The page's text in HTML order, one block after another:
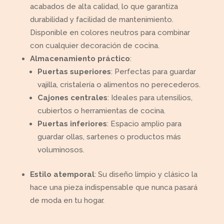
acabados de alta calidad, lo que garantiza
durabilidad y facilidad de mantenimiento.
Disponible en colores neutros para combinar
con cualquier decoración de cocina.
Almacenamiento práctico:
Puertas superiores: Perfectas para guardar
vajilla, cristalería o alimentos no perecederos.
Cajones centrales: Ideales para utensilios,
cubiertos o herramientas de cocina.
Puertas inferiores: Espacio amplio para
guardar ollas, sartenes o productos más
voluminosos.
Estilo atemporal: Su diseño limpio y clásico la
hace una pieza indispensable que nunca pasará
de moda en tu hogar.